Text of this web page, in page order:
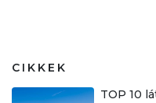
CIKKEK
TOP 10